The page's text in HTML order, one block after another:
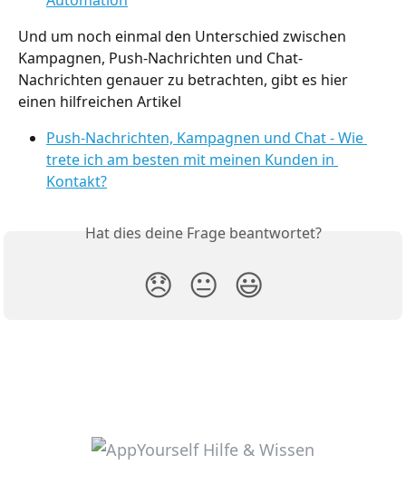
Und um noch einmal den Unterschied zwischen
Kampagnen, Push-Nachrichten und Chat-
Nachrichten genauer zu betrachten, gibt es hier
einen hilfreichen Artikel
Push-Nachrichten, Kampagnen und Chat - Wie
trete ich am besten mit meinen Kunden in
Kontakt?
Hat dies deine Frage beantwortet?
😞 😐 😃